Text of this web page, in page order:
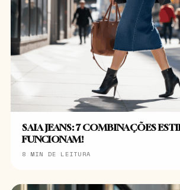
SAIA JEANS: 7 COMBINAÇÕES
FUNCIONAM!
8 MIN DE LEITURA